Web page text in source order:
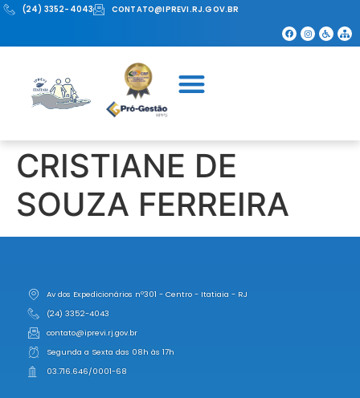
(24) 3352-4043 CONTATO@IPREVI.RJ.GOV.BR
CRISTIANE DE
SOUZA FERREIRA
Av dos Expedicionários nº301 - Centro - Itatiaia - RJ
(24) 3352-4043
contato@iprevi.rj.gov.br
Segunda a Sexta das 08h às 17h
03.716.646/0001-68